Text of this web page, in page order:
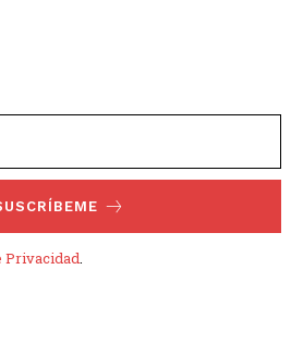
Privacidad.